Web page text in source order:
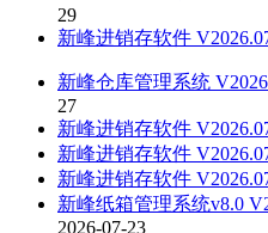
29
新峰进销存软件
新峰仓库管理系统
27
新峰进销存软件
新峰进销存软件
新峰进销存软件
新峰纸箱管理系统v8.0
2026-07-23